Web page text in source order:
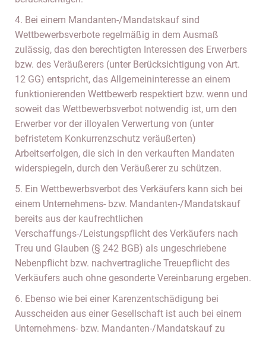
4. Bei einem Mandanten-/Mandatskauf sind
Wettbewerbsverbote regelmäßig in dem Ausmaß
zulässig, das den berechtigten Interessen des Erwerbers
bzw. des Veräußerers (unter Berücksichtigung von Art.
12 GG) entspricht, das Allgemeininteresse an einem
funktionierenden Wettbewerb respektiert bzw. wenn und
soweit das Wettbewerbsverbot notwendig ist, um den
Erwerber vor der illoyalen Verwertung von (unter
befristetem Konkurrenzschutz veräußerten)
Arbeitserfolgen, die sich in den verkauften Mandaten
widerspiegeln, durch den Veräußerer zu schützen.
5. Ein Wettbewerbsverbot des Verkäufers kann sich bei
einem Unternehmens- bzw. Mandanten-/Mandatskauf
bereits aus der kaufrechtlichen
Verschaffungs-/Leistungspflicht des Verkäufers nach
Treu und Glauben (§ 242 BGB) als ungeschriebene
Nebenpflicht bzw. nachvertragliche Treuepflicht des
Verkäufers auch ohne gesonderte Vereinbarung ergeben.
6. Ebenso wie bei einer Karenzentschädigung bei
Ausscheiden aus einer Gesellschaft ist auch bei einem
Unternehmens- bzw. Mandanten-/Mandatskauf zu